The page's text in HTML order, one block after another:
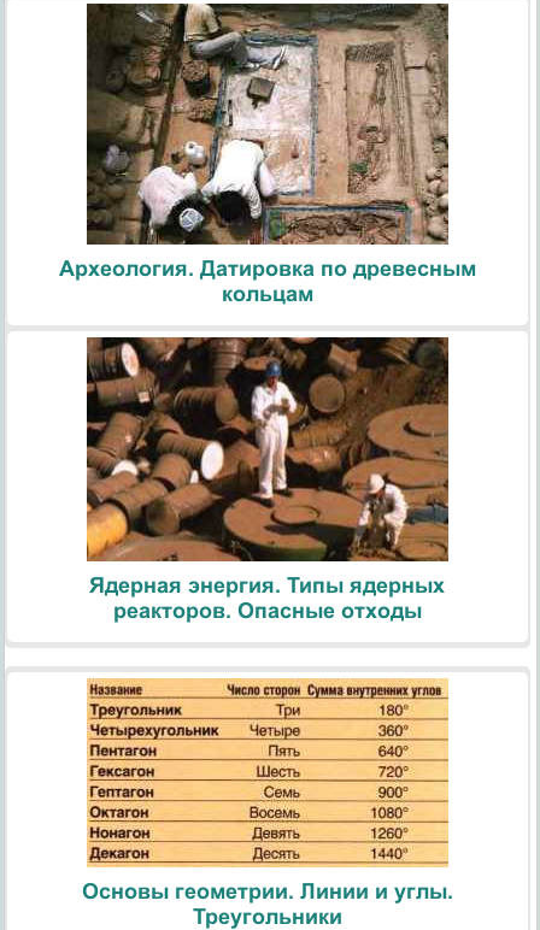
Археология. Датировка по древесным
кольцам
Ядерная энергия. Типы ядерных
реакторов. Опасные отходы
Основы геометрии. Линии и углы.
Треугольники